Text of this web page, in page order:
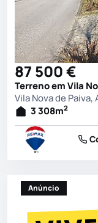
87 500 €
Vila Nova de Paiva,
3 308m2
Anúncio